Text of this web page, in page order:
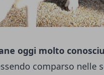
oggi molto
comparso nelle